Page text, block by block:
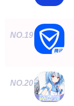
NO.19
NO.20